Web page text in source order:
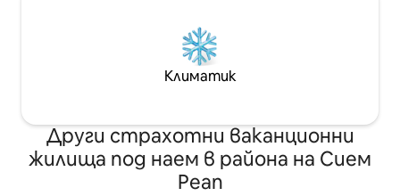
Климатик
Други страхотни ваканционни
жилища под наем в района на Сием
Реап